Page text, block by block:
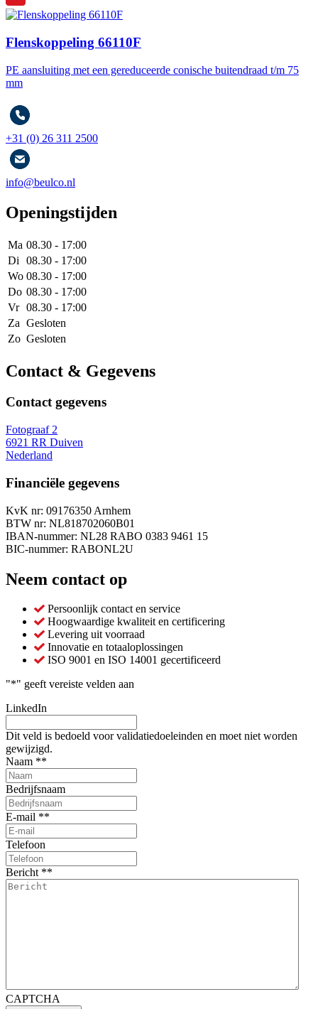
Flenskoppeling 66110F
PE aansluiting met een gereduceerde conische buitendraad t/m 75
mm
+31 (0) 26 311 2500
info@beulco.nl
Openingstijden
Ma 08.30 - 17:00
Di
08.30 - 17:00
Wo 08.30 - 17:00
Do 08.30 - 17:00
Vr 08.30 - 17:00
Za Gesloten
Zo Gesloten
Contact & Gegevens
Contact gegevens
Fotograaf 2
6921 RR Duiven
Nederland
Financiële gegevens
KvK nr: 09176350 Arnhem
BTW nr: NL818702060B01
IBAN-nummer: NL28 RABO 0383 9461 15
BIC-nummer: RABONL2U
Neem contact op
Persoonlijk contact en service
Hoogwaardige kwaliteit en certificering
Levering uit voorraad
Innovatie en totaaloplossingen
ISO 9001 en ISO 14001 gecertificeerd
"*" geeft vereiste velden aan
LinkedIn
Dit veld is bedoeld voor validatiedoeleinden en moet niet worden
gewijzigd.
Naam **
Bedrijfsnaam
E-mail **
Telefoon
Bericht **
CAPTCHA